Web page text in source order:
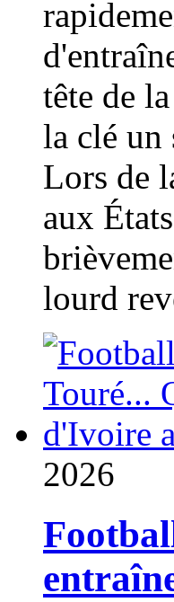
tête de
la clé un
Lors de
aux
lourd
2026